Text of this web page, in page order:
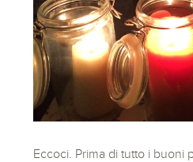
Eccoci. Prima di tutto i buoni